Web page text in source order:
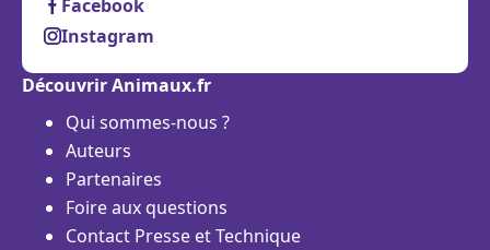
Facebook
Instagram
Découvrir Animaux.fr
Qui sommes-nous ?
Auteurs
Partenaires
Foire aux questions
Contact Presse et Technique